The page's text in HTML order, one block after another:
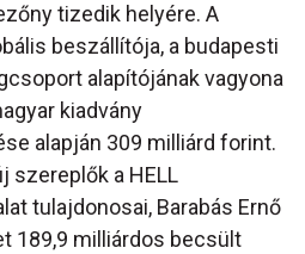
tizedik helyére. A
beszállítója, a budapesti
alapítójának vagyona
kiadvány
alapján 309 milliárd forint.
szereplők a HELL
tulajdonosai, Barabás Ernő
189,9 milliárdos becsült